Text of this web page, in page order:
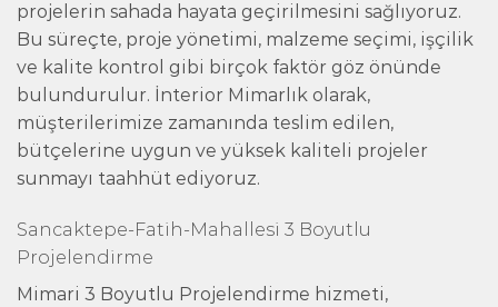
projelerin sahada hayata geçirilmesini sağlıyoruz.
Bu süreçte, proje yönetimi, malzeme seçimi, işçilik
ve kalite kontrol gibi birçok faktör göz önünde
bulundurulur. İnterior Mimarlık olarak,
müşterilerimize zamanında teslim edilen,
bütçelerine uygun ve yüksek kaliteli projeler
sunmayı taahhüt ediyoruz.
Sancaktepe-Fatih-Mahallesi 3 Boyutlu
Projelendirme
Mimari 3 Boyutlu Projelendirme hizmeti,